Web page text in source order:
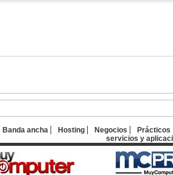
Banda ancha Hosting Negocios
Prácticos
servicios y